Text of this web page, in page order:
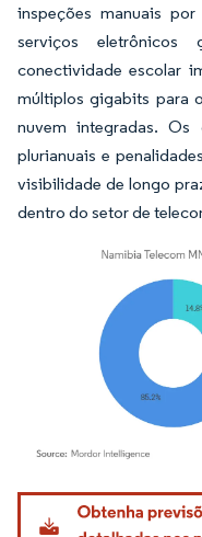
inspeções manuais
serviços eletrônicos
conectividade escolar
múltiplos gigabits para
nuvem integradas. Os
plurianuais e
visibilidade de longo
dentro do setor de
Imagem © Mordor